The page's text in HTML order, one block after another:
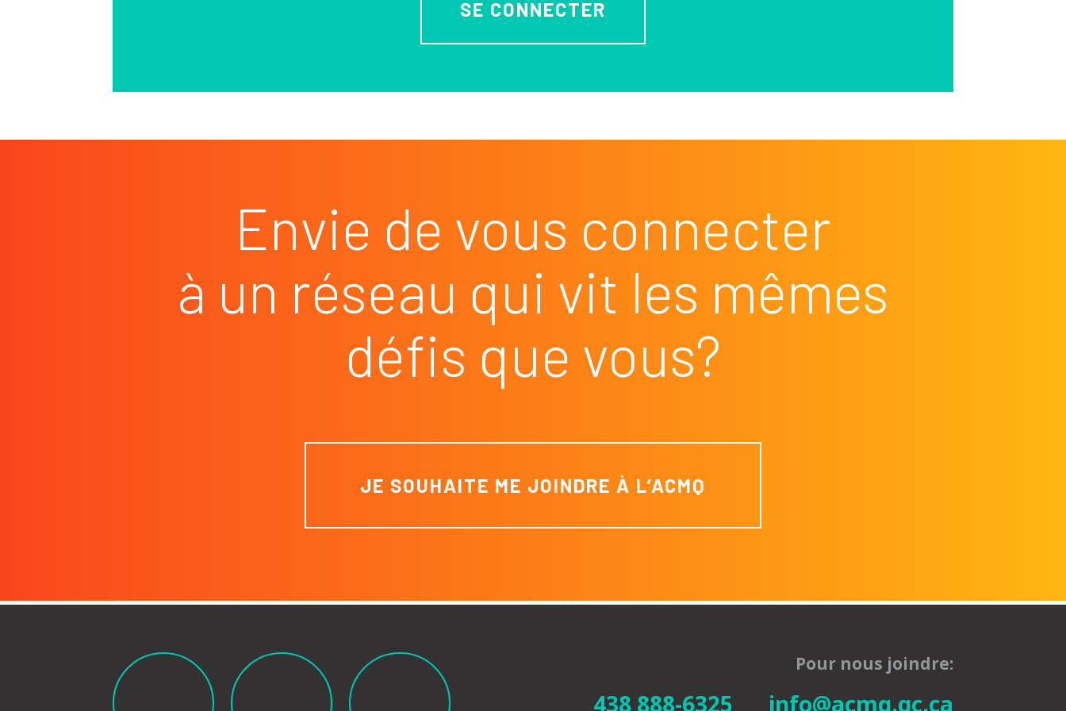
SE CONNECTER
Envie de vous connecter
à un réseau qui vit les mêmes
défis que vous?
JE SOUHAITE ME JOINDRE À L’ACMQ
Pour nous joindre:
438 888-6325 info@acmq.qc.ca